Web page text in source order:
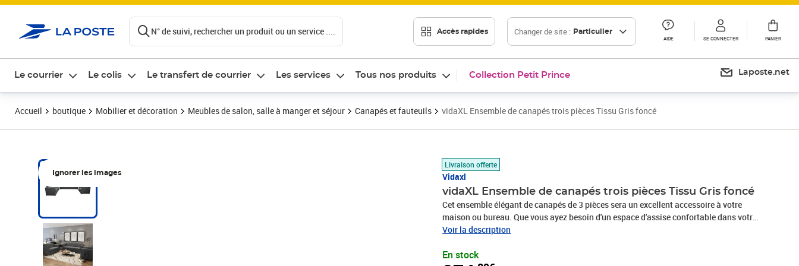
N° de suivi, rechercher un produit ou un service .... Accès rapides Changer de site : Particulier
AIDE SE CONNECTER PANIER
Le courrier Le colis Le transfert de courrier Les services Tous nos produits Collection Petit Prince Laposte.net
Accueil boutique Mobilier et décoration Meubles de salon, salle à manger et séjour Canapés et fauteuils vidaXL Ensemble de canapés trois pièces Tissu Gris foncé
Ignorer les images
Livraison offerte
Vidaxl
vidaXL Ensemble de canapés trois pièces Tissu Gris foncé
Cet ensemble élégant de canapés de 3 pièces sera un excellent accessoire à votre
maison ou bureau. Que vous ayez besoin d'un espace d'assise confortable dans votre
bureau, ou que vous souhaitiez un accessoire agréable et sophistiqué pour votre
dispose d'un large coin salon et de coussins épais et rembourrés pour un confort
Voir la description
En stock
Prix 974,89€